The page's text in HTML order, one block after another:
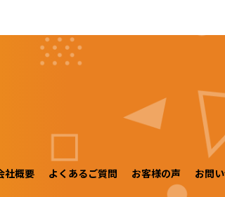
社概要 よくあるご質問 お客様の声
お問